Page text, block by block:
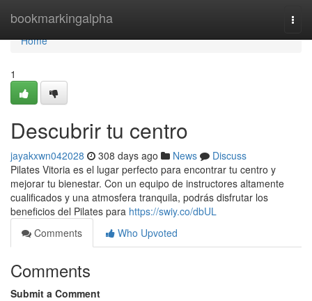
bookmarkingalpha
Home
Home
1
Descubrir tu centro
jayakxwn042028 308 days ago News
Discuss
Pilates Vitoria es el lugar perfecto para encontrar tu centro y
mejorar tu bienestar. Con un equipo de instructores altamente
cualificados y una atmosfera tranquila, podrás disfrutar los
beneficios del Pilates para https://swiy.co/dbUL
Comments
Who Upvoted
Comments
Submit a Comment